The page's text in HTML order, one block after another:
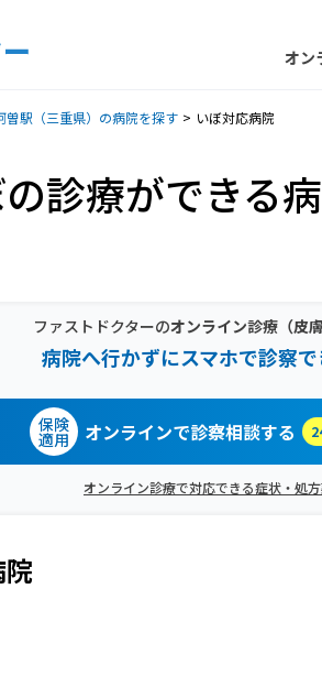
オン
曽駅（三重県）の病院を探す いぼ対応病院
診療ができる
ファストドクターのオンライン診療（皮
病院へ行かずにスマホで診察
保険
適用 オンラインで診察相談する
オンライン診療で対応できる症状・処